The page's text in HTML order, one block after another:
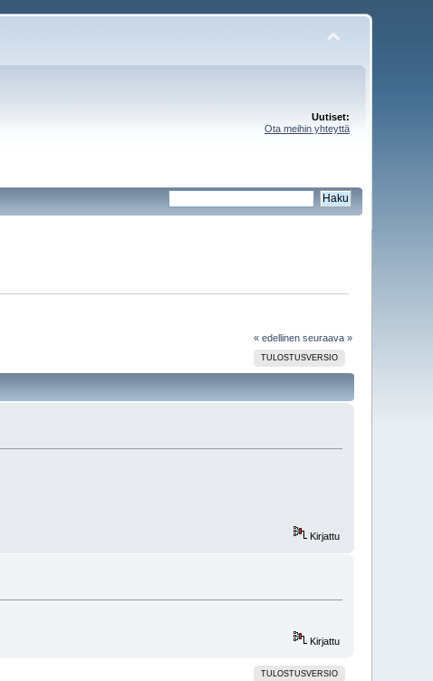
Uutiset:
Ota meihin yhteyttä
« edellinen seuraava »
TULOSTUSVERSIO
Kirjattu
Kirjattu
TULOSTUSVERSIO